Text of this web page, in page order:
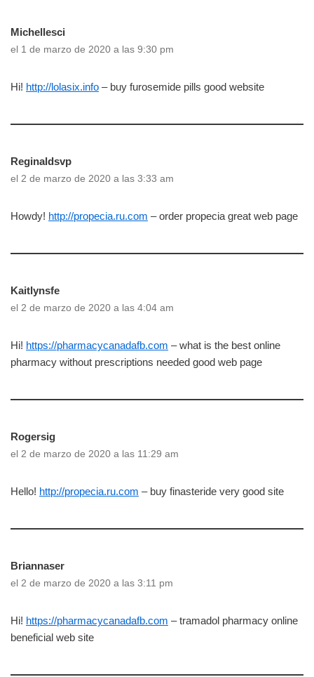
Michellesci
el 1 de marzo de 2020 a las 9:30 pm
Hi! http://lolasix.info – buy furosemide pills good website
Reginaldsvp
el 2 de marzo de 2020 a las 3:33 am
Howdy! http://propecia.ru.com – order propecia great web page
Kaitlynsfe
el 2 de marzo de 2020 a las 4:04 am
Hi! https://pharmacycanadafb.com – what is the best online
pharmacy without prescriptions needed good web page
Rogersig
el 2 de marzo de 2020 a las 11:29 am
Hello! http://propecia.ru.com – buy finasteride very good site
Briannaser
el 2 de marzo de 2020 a las 3:11 pm
Hi! https://pharmacycanadafb.com – tramadol pharmacy online
beneficial web site